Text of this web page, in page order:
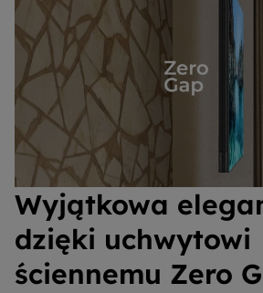
Wyjątkowa
dzięki uchwytowi
ściennemu Zero